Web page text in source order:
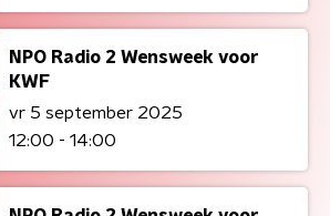
NPO Radio 2 Wensweek voor
KWF
vr 5 september 2025
12:00 - 14:00